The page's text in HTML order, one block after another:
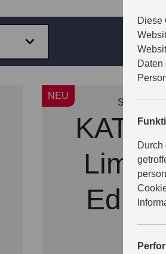
Diese
Daten
Durch
Street
NEU